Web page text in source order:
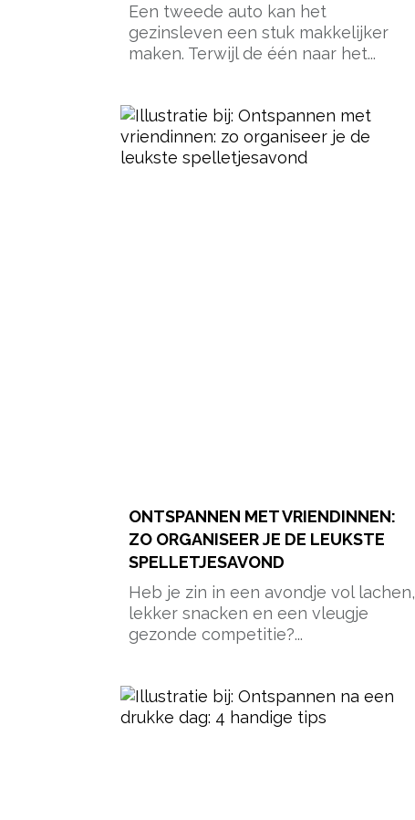
Een tweede auto kan het
gezinsleven een stuk makkelijker
maken. Terwijl de één naar het...
ONTSPANNEN MET VRIENDINNEN:
ZO ORGANISEER JE DE LEUKSTE
SPELLETJESAVOND
Heb je zin in een avondje vol lachen,
lekker snacken en een vleugje
gezonde competitie?...